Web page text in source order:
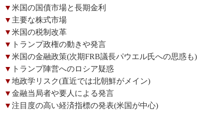
▼米国の国債市場と長期金利
▼ 主要な株式市場
▼米国の税制改革
▼ トランプ政権の動きや発言
▼米国の金融政策(次期FRB議長パウエル氏への思惑も)
▼ トランプ陣営へのロシア疑惑
▼地政学リスク(直近では北朝鮮がメイン)
▼金融当局者や要人による発言
▼注目度の高い経済指標の発表(米国が中心)